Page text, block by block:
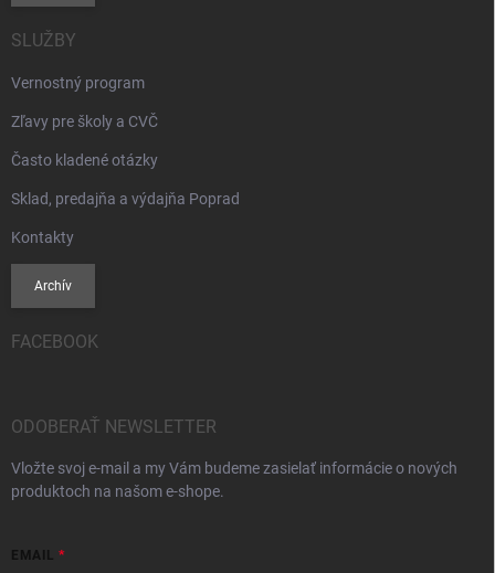
SLUŽBY
Vernostný program
Zľavy pre školy a CVČ
Často kladené otázky
Sklad, predajňa a výdajňa Poprad
Kontakty
Archív
FACEBOOK
ODOBERAŤ NEWSLETTER
Vložte svoj e-mail a my Vám budeme zasielať informácie o nových
produktoch na našom e-shope.
EMAIL